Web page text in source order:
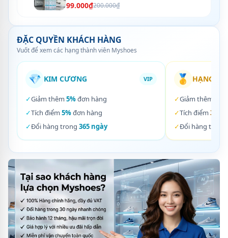
99.000₫200.000₫
ĐẶC QUYỀN KHÁCH HÀNG
Vuốt để xem các hạng thành viên Myshoes
💎 KIM CƯƠNG VIP
✓Giảm thêm 5%đơn hàng
✓Tích điểm 5%đơn hàng
✓Đổi hàng trong 365 ngày
🥇 HẠNG
✓Giảm thêm
✓Tích điểm 3%
✓Đổi hàng trong